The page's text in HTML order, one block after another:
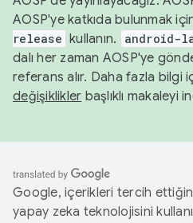
AOSP'ye katkıda bulunmak
release kullanın. android-
dalı her zaman AOSP'ye
referans alır. Daha fazla bilgi
değişiklikler başlıklı makaleyi
Google, içerikleri tercih
yapay zeka teknolojisini